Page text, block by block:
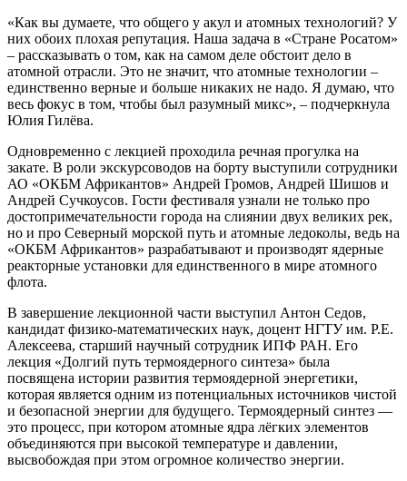
«Как вы думаете, что общего у акул и атомных технологий? У
них обоих плохая репутация. Наша задача в «Стране Росатом»
– рассказывать о том, как на самом деле обстоит дело в
атомной отрасли. Это не значит, что атомные технологии –
единственно верные и больше никаких не надо. Я думаю, что
весь фокус в том, чтобы был разумный микс», – подчеркнула
Юлия Гилёва.
Одновременно с лекцией проходила речная прогулка на
закате. В роли экскурсоводов на борту выступили сотрудники
АО «ОКБМ Африкантов» Андрей Громов, Андрей Шишов и
Андрей Сучкоусов. Гости фестиваля узнали не только про
достопримечательности города на слиянии двух великих рек,
но и про Северный морской путь и атомные ледоколы, ведь на
«ОКБМ Африкантов» разрабатывают и производят ядерные
реакторные установки для единственного в мире атомного
флота.
В завершение лекционной части выступил Антон Седов,
кандидат физико-математических наук, доцент НГТУ им. Р.Е.
Алексеева, старший научный сотрудник ИПФ РАН. Его
лекция «Долгий путь термоядерного синтеза» была
посвящена истории развития термоядерной энергетики,
которая является одним из потенциальных источников чистой
и безопасной энергии для будущего. Термоядерный синтез —
это процесс, при котором атомные ядра лёгких элементов
объединяются при высокой температуре и давлении,
высвобождая при этом огромное количество энергии.